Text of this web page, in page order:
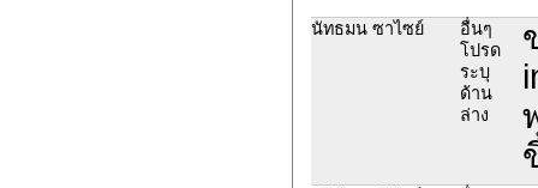
นัทธมน ซาไซย์
อื่นๆ
โปรด
ระบุ
ด้าน
ล่าง